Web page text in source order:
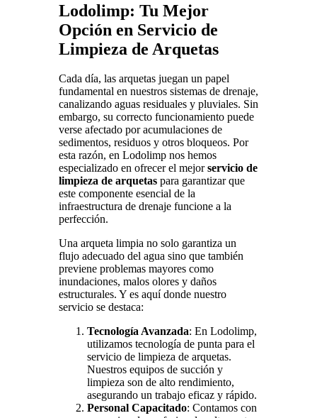
Lodolimp: Tu Mejor
Opción en Servicio de
Limpieza de Arquetas
Cada día, las arquetas juegan un papel
fundamental en nuestros sistemas de drenaje,
canalizando aguas residuales y pluviales. Sin
embargo, su correcto funcionamiento puede
verse afectado por acumulaciones de
sedimentos, residuos y otros bloqueos. Por
esta razón, en Lodolimp nos hemos
especializado en ofrecer el mejorservicio de
limpieza de arquetaspara garantizar que
este componente esencial de la
infraestructura de drenaje funcione a la
perfección.
Una arqueta limpia no solo garantiza un
flujo adecuado del agua sino que también
previene problemas mayores como
inundaciones, malos olores y daños
estructurales. Y es aquí donde nuestro
servicio se destaca:
Tecnología Avanzada: En Lodolimp,
utilizamos tecnología de punta para el
servicio de limpieza de arquetas.
Nuestros equipos de succión y
limpieza son de alto rendimiento,
asegurando un trabajo eficaz y rápido.
Personal Capacitado: Contamos con